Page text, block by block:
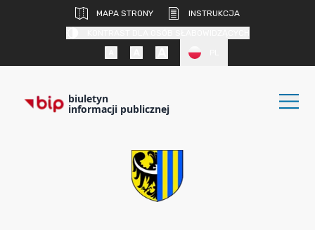
MAPA STRONY
INSTRUKCJA
biuletyn
informacji publicznej